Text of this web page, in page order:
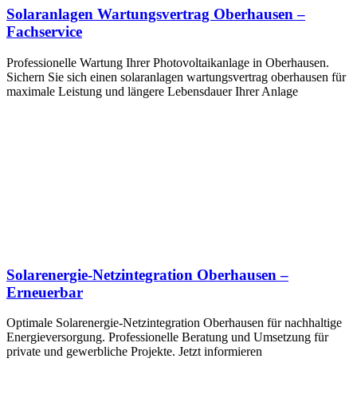
Solaranlagen Wartungsvertrag Oberhausen –
Fachservice
Professionelle Wartung Ihrer Photovoltaikanlage in Oberhausen.
Sichern Sie sich einen solaranlagen wartungsvertrag oberhausen für
maximale Leistung und längere Lebensdauer Ihrer Anlage
Solarenergie-Netzintegration Oberhausen –
Erneuerbar
Optimale Solarenergie-Netzintegration Oberhausen für nachhaltige
Energieversorgung. Professionelle Beratung und Umsetzung für
private und gewerbliche Projekte. Jetzt informieren